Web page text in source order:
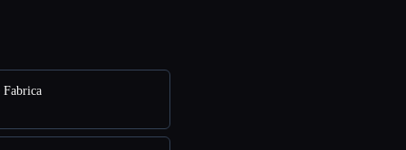
Fabrica